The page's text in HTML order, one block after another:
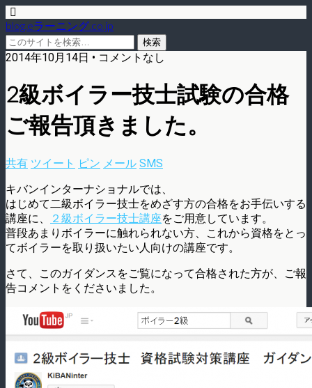
blog.eラーニング.co.jp
2014年10月14日 • コメントなし
2級ボイラー技士試験の合格
ご報告頂きました。
共有 ツイート ピン メール SMS
キバンインターナショナルでは、
はじめて二級ボイラー技士をめざす方の合格をお手伝いする
講座に、
２級ボイラー技士講座をご用意しています。
普段あまりボイラーに触れられない方、これから資格をとっ
てボイラーを取り扱いたい人向けの講座です。
さて、このガイダンスをご覧になって合格された方が、ご報
告コメントをくださいました。